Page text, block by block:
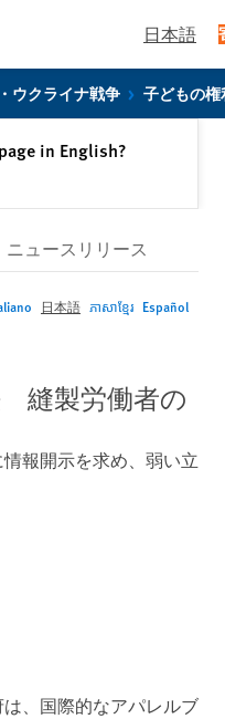
日本語
ウクライナ戦争 子どもの権
in English?
ニュースリリース
日本語 ភាសាខ្មែរ Español
縫製労働者の
報開示を求め、弱い立
は、国際的なアパレルブ